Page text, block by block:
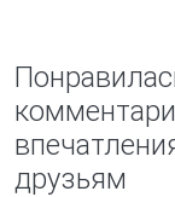
друзьям